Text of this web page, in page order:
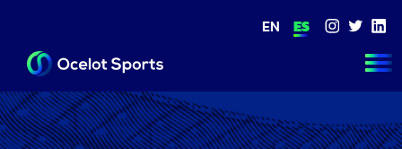
EN ES
NOSOTROS
FUTBOL